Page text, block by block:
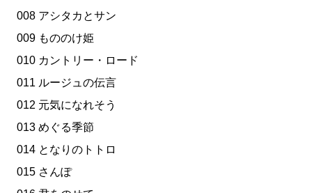
008 アシタカとサン
009 もののけ姫
010 カントリー・ロード
011 ルージュの伝言
012 元気になれそう
013 めぐる季節
014 となりのトトロ
015 さんぽ